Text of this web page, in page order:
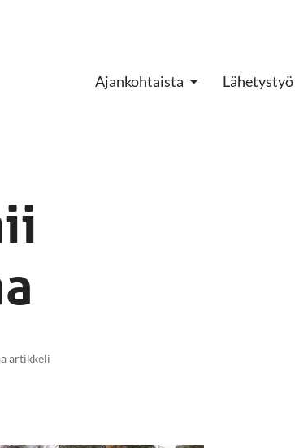
Ajankohtaista Lähetystyö
artikkeli